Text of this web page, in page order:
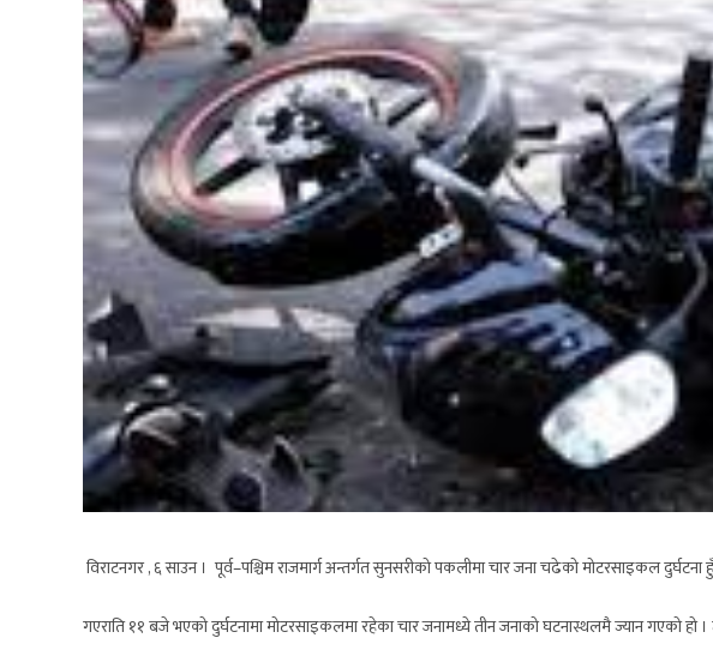
विराटनगर , ६ साउन । पूर्व–पश्चिम राजमार्ग अन्तर्गत सुनसरीको पकलीमा चार जना चढेको मोटरसाइकल दुर्घटना
गएराति ११ बजे भएको दुर्घटनामा मोटरसाइकलमा रहेका चार जनामध्ये तीन जनाको घटनास्थलमै ज्यान गएको हो